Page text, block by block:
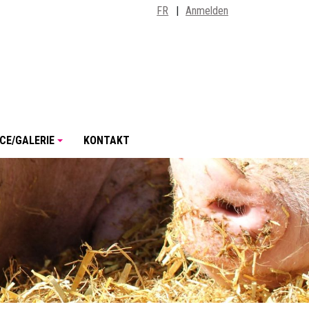
FR | Anmelden
+
GALERIE KONTAKT